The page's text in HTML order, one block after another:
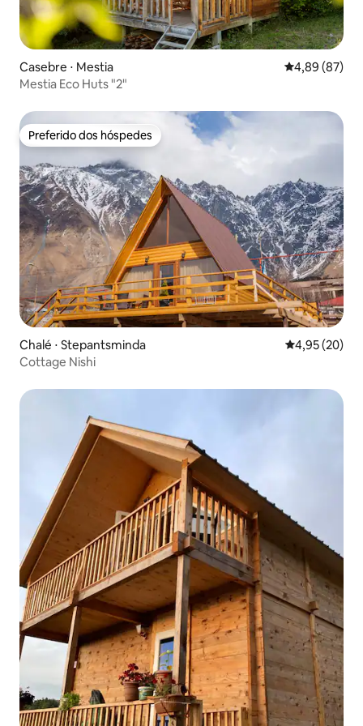
Casebre ⋅ Mestia 4,89 de uma
4,89 (87)
Mestia Eco Huts "2"
Preferido dos hóspedes
Preferido dos hóspedes
Chalé ⋅ Stepantsminda 4,95 de uma
4,95 (20)
Cottage Nishi